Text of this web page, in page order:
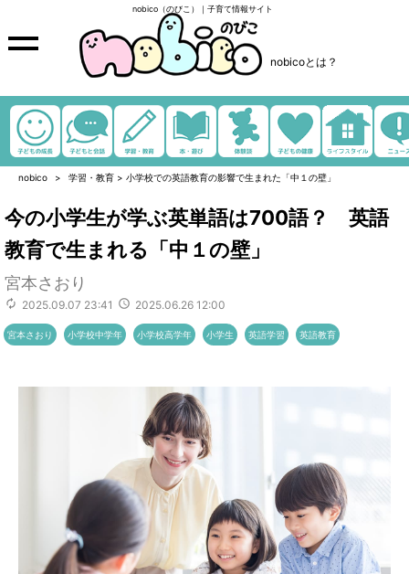
nobico（のびこ）｜子育て情報サイト
nobicoとは？
nobico 学習・教育 > 小学校での英語教育の影響で生まれた「中１の壁」
今の小学生が学ぶ英単語は700語？ 英語
教育で生まれる「中１の壁」
宮本さおり
2025.09.07 23:41 2025.06.26 12:00
宮本さおり 小学校中学年 小学校高学年 小学生 英語学習 英語教育